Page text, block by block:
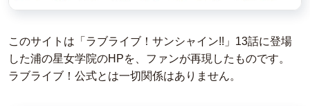
このサイトは「ラブライブ！サンシャイン!!」13話に登場
した浦の星女学院のHPを、ファンが再現したものです。
ラブライブ！公式とは一切関係はありません。